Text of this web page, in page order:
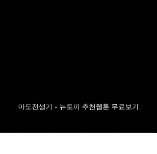
마도전생기 - 뉴토끼 추천웹툰 무료보기